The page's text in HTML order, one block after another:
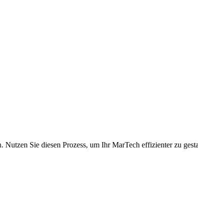
Sie diesen Prozess, um Ihr MarTech effizienter zu